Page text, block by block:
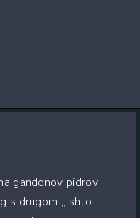
gandonov pidrov
s drugom ,, shto